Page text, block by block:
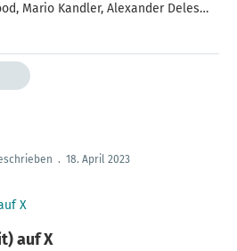
Mario Kandler, Alexander Deles
you.
. 18. April 2023
auf X